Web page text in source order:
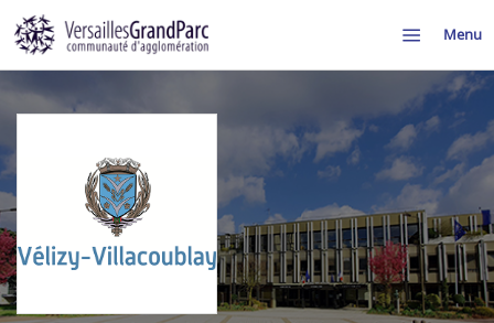
Menu